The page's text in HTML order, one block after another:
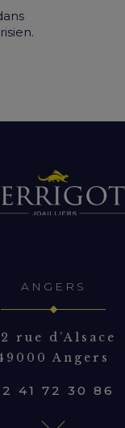
ANGERS
rue d’Alsace
Angers
41 72 30 86